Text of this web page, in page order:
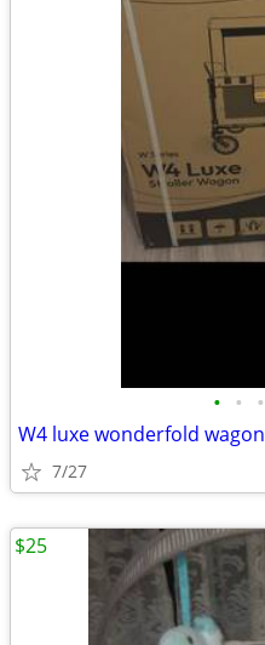
• • •
W4 luxe wonderfold wagon
7/27
$25